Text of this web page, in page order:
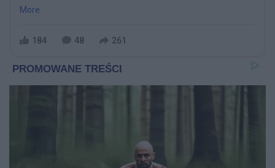
More
184 48 261